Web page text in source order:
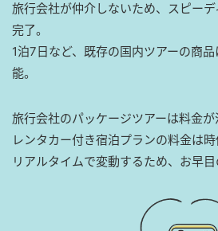
旅行会社が仲介しないため、スピー
完了。
1泊7日など、既存の国内ツアーの商
能。
旅行会社のパッケージツアーは料金が
レンタカー付き宿泊プランの料金は時
リアルタイムで変動するため、お早